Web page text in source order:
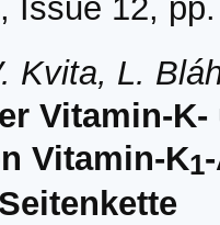
Issue 12,
Kvita, L.
Vitamin-
Vitamin-K1